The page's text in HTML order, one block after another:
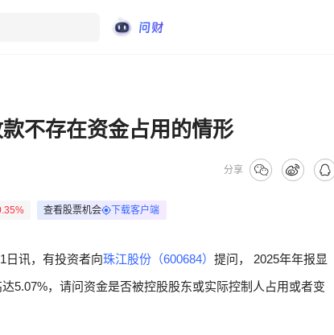
不存在资金占用的情形
分享
查看股票机会 下载客户端
日讯，有投资者向珠江股份（600684） 提问， 2025年年报显
5.07%，请问资金是否被控股股东或实际控制人占用或者变